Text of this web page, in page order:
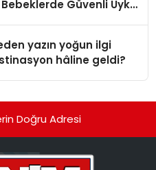
Bebeklerde Güvenli Uyku
yazın yoğun ilgi
hâline geldi?
Doğru Adresi